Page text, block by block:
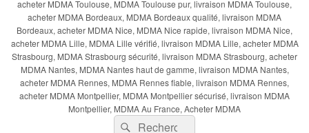
acheter MDMA Toulouse, MDMA Toulouse pur, livraison MDMA Toulouse,
acheter MDMA Bordeaux, MDMA Bordeaux qualité, livraison MDMA
Bordeaux, acheter MDMA Nice, MDMA Nice rapide, livraison MDMA Nice,
acheter MDMA Lille, MDMA Lille vérifié, livraison MDMA Lille, acheter MDMA
Strasbourg, MDMA Strasbourg sécurité, livraison MDMA Strasbourg, acheter
MDMA Nantes, MDMA Nantes haut de gamme, livraison MDMA Nantes,
acheter MDMA Rennes, MDMA Rennes fiable, livraison MDMA Rennes,
acheter MDMA Montpellier, MDMA Montpellier sécurisé, livraison MDMA
Montpellier, MDMA Au France, Acheter MDMA
Recherche :
Rechercher